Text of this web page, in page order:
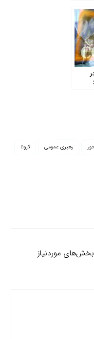
رهبری عمومی کرونا
بخش‌های موردنیاز